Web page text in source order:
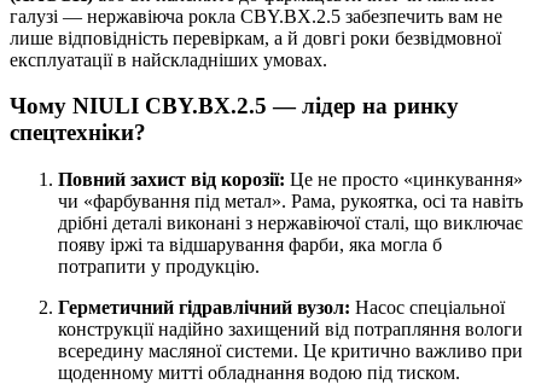
галузі — нержавіюча рокла CBY.BX.2.5 забезпечить вам не
лише відповідність перевіркам, а й довгі роки безвідмовної
експлуатації в найскладніших умовах.
Чому NIULI CBY.BX.2.5 — лідер на ринку
спецтехніки?
Повний захист від корозії: Це не просто «цинкування»
чи «фарбування під метал». Рама, рукоятка, осі та навіть
дрібні деталі виконані з нержавіючої сталі, що виключає
появу іржі та відшарування фарби, яка могла б
потрапити у продукцію.
Герметичний гідравлічний вузол: Насос спеціальної
конструкції надійно захищений від потрапляння вологи
всередину масляної системи. Це критично важливо при
щоденному митті обладнання водою під тиском.